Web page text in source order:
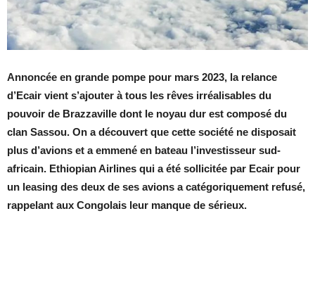
Annoncée en grande pompe pour mars 2023, la relance
d’Ecair vient s’ajouter à tous les rêves irréalisables du
pouvoir de Brazzaville dont le noyau dur est composé du
clan Sassou. On a découvert que cette société ne disposait
plus d’avions et a emmené en bateau l’investisseur sud-
africain. Ethiopian Airlines qui a été sollicitée par Ecair pour
un leasing des deux de ses avions a catégoriquement refusé,
rappelant aux Congolais leur manque de sérieux.